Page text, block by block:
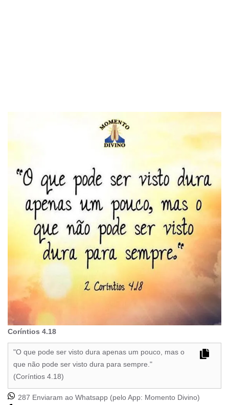
Coríntios 4.18
"O que pode ser visto dura apenas um pouco, mas o
que não pode ser visto dura para sempre."
(Coríntios 4.18)
287 Enviaram ao Whatsapp (pelo App: Momento Divino)